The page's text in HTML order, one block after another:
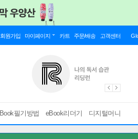
회원가입 마이페이지 카트 주문/배송 고객센터
필기방법 eBook리더기 디지털머니